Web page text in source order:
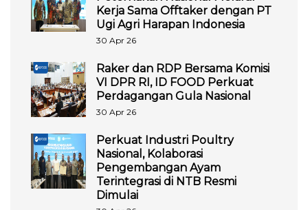
Kerja Sama Offtaker dengan PT
Ugi Agri Harapan Indonesia
30 Apr 26
Raker dan RDP Bersama Komisi
VI DPR RI, ID FOOD Perkuat
Perdagangan Gula Nasional
30 Apr 26
Perkuat Industri Poultry
Nasional, Kolaborasi
Pengembangan Ayam
Terintegrasi di NTB Resmi
Dimulai